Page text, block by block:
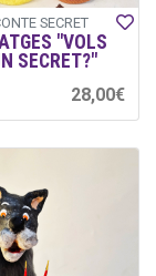
SECRET
"VOLS
SECRET?"
28,00€